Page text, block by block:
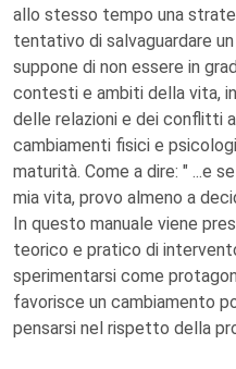
allo stesso tempo una
tentativo di salvaguardare
suppone di non essere in
contesti e ambiti della vita,
delle relazioni e dei conflitti
cambiamenti fisici e
maturità. Come a dire: " ...e
mia vita, provo almeno a
In questo manuale viene
teorico e pratico di
sperimentarsi come
favorisce un cambiamento
pensarsi nel rispetto della